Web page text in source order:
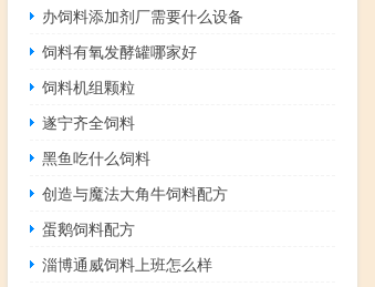
办饲料添加剂厂需要什么设备
饲料有氧发酵罐哪家好
饲料机组颗粒
遂宁齐全饲料
黑鱼吃什么饲料
创造与魔法大角牛饲料配方
蛋鹅饲料配方
淄博通威饲料上班怎么样